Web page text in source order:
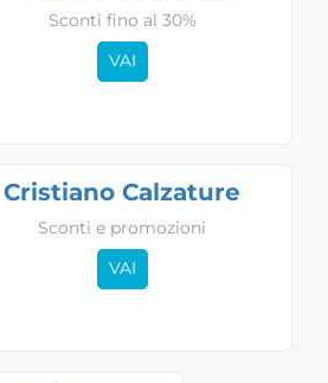
Sconti fino al 30%
VAI
Cristiano Calzature
Sconti e promozioni
VAI